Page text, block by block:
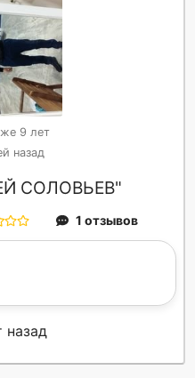
9 лет
назад
СОЛОВЬЕВ"
1 отзывов
назад